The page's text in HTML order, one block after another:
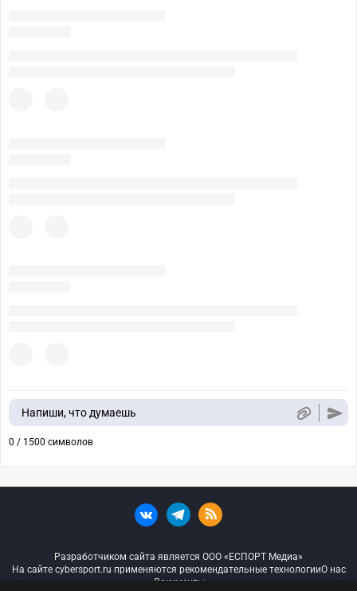
Напиши, что думаешь
0 / 1500 символов
Разработчиком сайта является ООО «ЕСПОРТ Медиа»
На сайте cybersport.ru применяются рекомендательные технологииО нас
Документы